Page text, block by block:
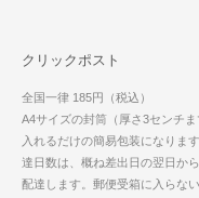
クリックポスト
全国一律 185円（税込）
A4サイズの封筒（厚さ3センチ
入れるだけの簡易包装になりま
達日数は、概ね差出日の翌日か
配達します。郵便受箱に入らな